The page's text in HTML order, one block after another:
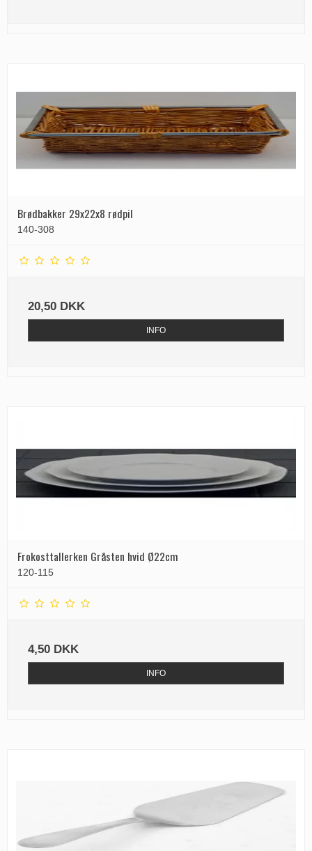
Brødbakker 29x22x8 rødpil
140-308
20,50 DKK
INFO
Frokosttallerken Gråsten hvid Ø22cm
120-115
4,50 DKK
INFO